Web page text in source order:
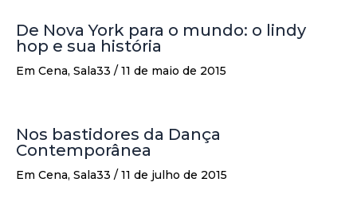
De Nova York para o mundo: o lindy
hop e sua história
Em Cena, Sala33 / 11 de maio de 2015
Nos bastidores da Dança
Contemporânea
Em Cena, Sala33 / 11 de julho de 2015